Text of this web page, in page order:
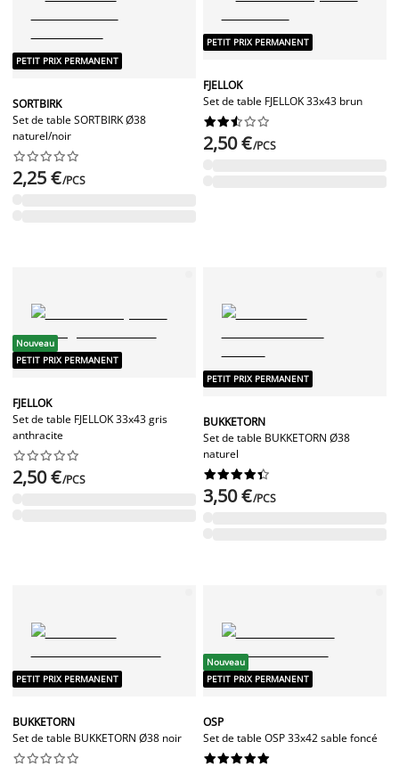
PETIT PRIX PERMANENT
SORTBIRK
Set de table SORTBIRK Ø38
naturel/noir






2,25 €/PCS
PETIT PRIX PERMANENT
FJELLOK
Set de table FJELLOK 33x43 brun






2,50 €/PCS
Nouveau
PETIT PRIX PERMANENT
FJELLOK
Set de table FJELLOK 33x43 gris
anthracite






2,50 €/PCS
PETIT PRIX PERMANENT
BUKKETORN
Set de table BUKKETORN Ø38
naturel






3,50 €/PCS
PETIT PRIX PERMANENT
BUKKETORN
Set de table BUKKETORN Ø38 noir






Nouveau
PETIT PRIX PERMANENT
OSP
Set de table OSP 33x42 sable foncé





